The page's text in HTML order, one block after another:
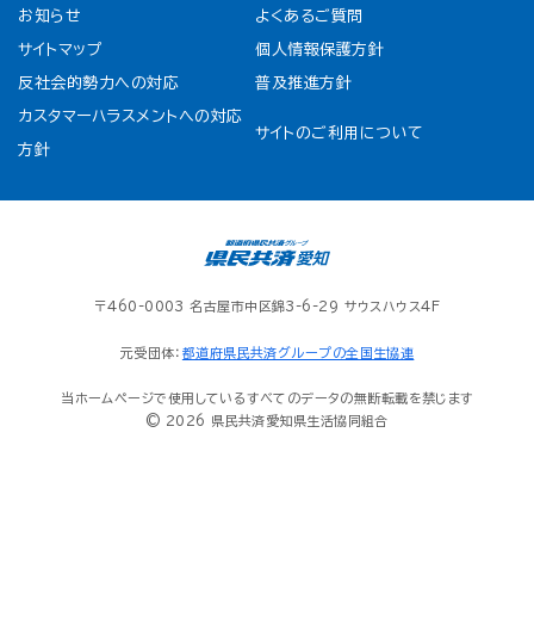
お知らせ よくあるご質問
サイトマップ 個人情報保護方針
反社会的勢力への対応 普及推進方針
カスタマーハラスメントへの対応
方針
サイトのご利用について
〒460-0003 名古屋市中区錦3-6-29 サウスハウス4F
元受団体： 都道府県民共済グループの全国生協連
当ホームページで使用しているすべてのデータの無断転載を禁じます
© 2026 県民共済愛知県生活協同組合